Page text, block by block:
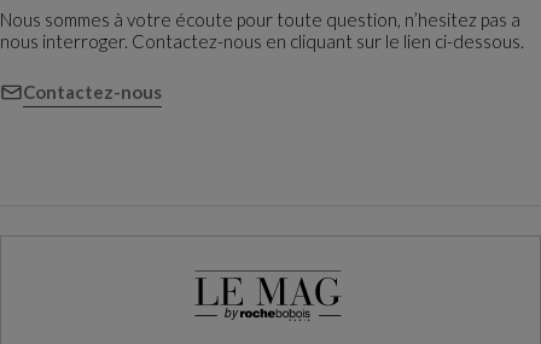
Nous sommes à votre écoute pour toute question, n’hesitez pas a
nous interroger. Contactez-nous en cliquant sur le lien ci-dessous.
Contactez-nous